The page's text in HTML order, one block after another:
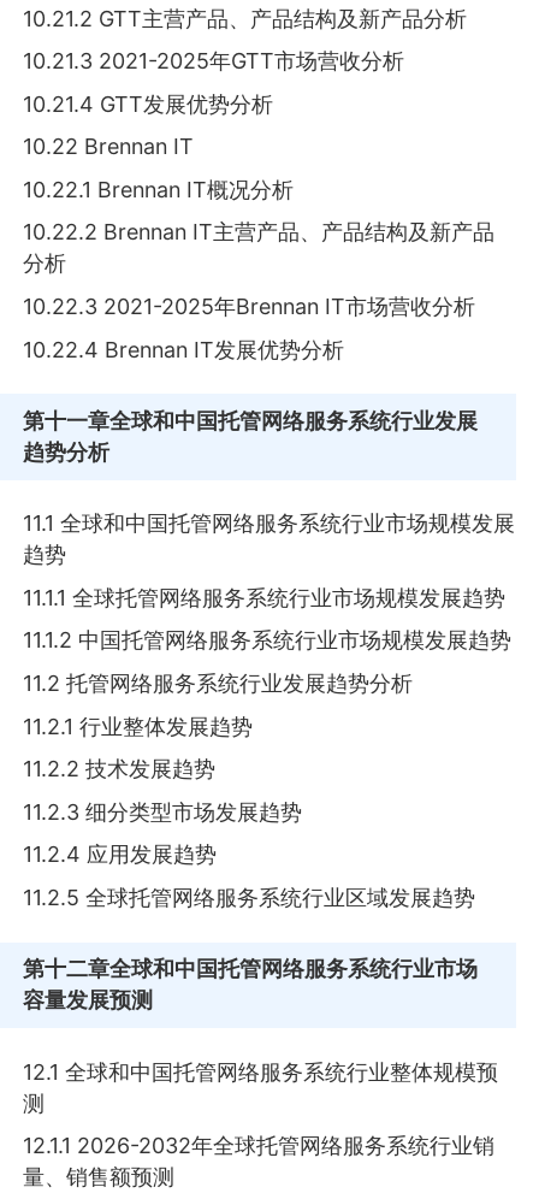
10.21.2 GTT主营产品、产品结构及新产品分析
10.21.3 2021-2025年GTT市场营收分析
10.21.4 GTT发展优势分析
10.22 Brennan IT
10.22.1 Brennan IT概况分析
10.22.2 Brennan IT主营产品、产品结构及新产品
分析
10.22.3 2021-2025年Brennan IT市场营收分析
10.22.4 Brennan IT发展优势分析
第十一章全球和中国托管网络服务系统行业发展
趋势分析
11.1 全球和中国托管网络服务系统行业市场规模发展
趋势
11.1.1 全球托管网络服务系统行业市场规模发展趋势
11.1.2 中国托管网络服务系统行业市场规模发展趋势
11.2 托管网络服务系统行业发展趋势分析
11.2.1 行业整体发展趋势
11.2.2 技术发展趋势
11.2.3 细分类型市场发展趋势
11.2.4 应用发展趋势
11.2.5 全球托管网络服务系统行业区域发展趋势
第十二章全球和中国托管网络服务系统行业市场
容量发展预测
12.1 全球和中国托管网络服务系统行业整体规模预
测
12.1.1 2026-2032年全球托管网络服务系统行业销
量、销售额预测